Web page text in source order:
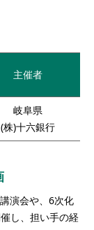
主催者
岐阜県
(株)十六銀行
演会や、6次化
し、担い手の経